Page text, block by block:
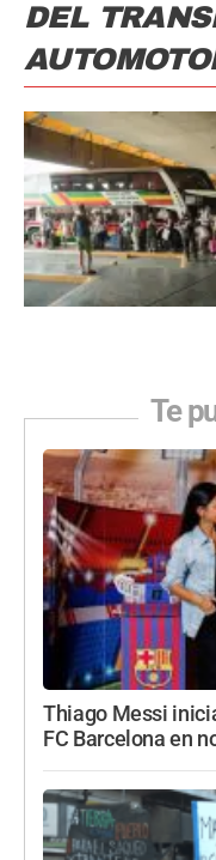
DEL
Te
Thiago Messi
FC Barcelona en